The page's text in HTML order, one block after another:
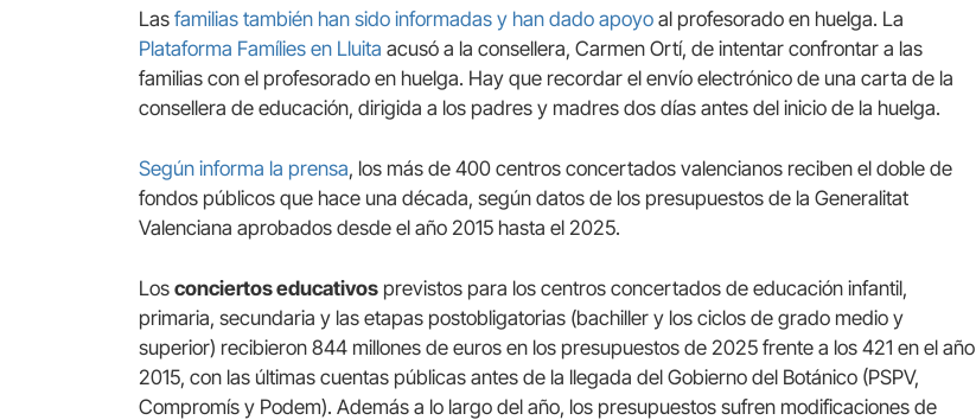
Lasfamilias también han sido informadas y han dado apoyo al profesorado en huelga. La
Plataforma Famílies en Lluita acusó a la consellera, Carmen Ortí, de intentar confrontar a las
familias con el profesorado en huelga. Hay que recordar el envío electrónico de una carta de la
consellera de educación, dirigida a los padres y madres dos días antes del inicio de la huelga.
Según informa la prensa, los más de 400 centros concertados valencianos reciben el doble de
fondos públicos que hace una década, según datos de los presupuestos de la Generalitat
Valenciana aprobados desde el año 2015 hasta el 2025.
Losconciertos educativos previstos para los centros concertados de educación infantil,
primaria, secundaria y las etapas postobligatorias (bachiller y los ciclos de grado medio y
superior) recibieron 844 millones de euros en los presupuestos de 2025 frente a los 421 en el año
2015, con las últimas cuentas públicas antes de la llegada del Gobierno del Botánico (PSPV,
Compromís y Podem). Además a lo largo del año, los presupuestos sufren modificaciones de